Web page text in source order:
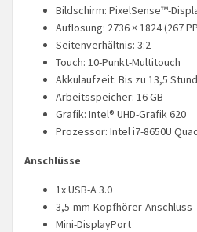
Bildschirm: PixelSense™-
Auflösung: 2736 × 1824 (267
Seitenverhältnis: 3:2
Touch: 10-Punkt-Multitouch
Akkulaufzeit: Bis zu 13,5
Arbeitsspeicher: 16 GB
Grafik: Intel® UHD-Grafik 620
Prozessor: Intel i7-8650U
Anschlüsse
1x USB-A 3.0
3,5-mm-Kopfhörer-Anschluss
Mini-DisplayPort